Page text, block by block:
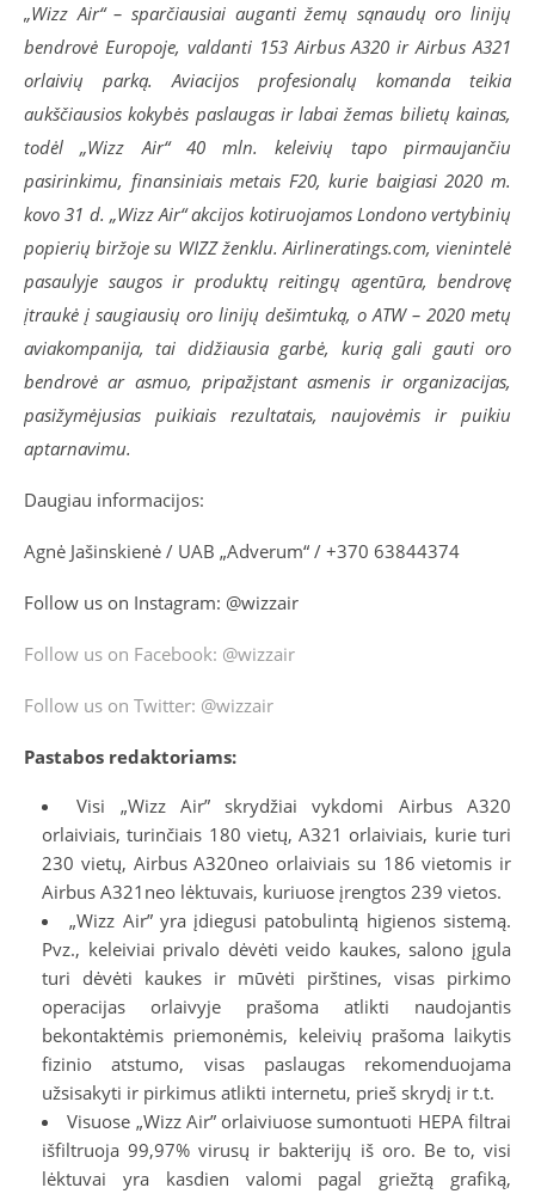
„Wizz Air“ – sparčiausiai auganti žemų sąnaudų oro linijų
bendrovė Europoje, valdanti 153Airbus A320 ir Airbus A321
orlaivių parką. Aviacijos profesionalų komanda teikia
aukščiausios kokybės paslaugas ir labai žemas bilietų kainas,
todėl „Wizz Air“ 40 mln. keleivių tapo pirmaujančiu
pasirinkimu, finansiniais metais F20, kurie baigiasi 2020 m.
kovo 31 d. „Wizz Air“ akcijos kotiruojamos Londono vertybinių
popierių biržoje su WIZZ ženklu. Airlineratings.com, vienintelė
pasaulyje saugos ir produktų reitingų agentūra, bendrovę
įtraukė į saugiausių oro linijų dešimtuką, o ATW – 2020 metų
aviakompanija, tai didžiausia garbė, kurią gali gauti oro
bendrovė ar asmuo, pripažįstant asmenis ir organizacijas,
pasižymėjusias puikiais rezultatais, naujovėmis ir puikiu
aptarnavimu.
Daugiau informacijos:
Agnė Jašinskienė / UAB „Adverum“ / +370 63844374
Follow us on Instagram: @wizzair
Follow us on Facebook: @wizzair
Follow us on Twitter: @wizzair
Pastabos redaktoriams:
Visi „Wizz Air” skrydžiai vykdomi Airbus A320
orlaiviais, turinčiais 180 vietų, A321 orlaiviais, kurie turi
230 vietų, Airbus A320neo orlaiviais su 186 vietomis ir
Airbus A321neo lėktuvais, kuriuose įrengtos 239 vietos.
„Wizz Air” yra įdiegusi patobulintą higienos sistemą.
Pvz., keleiviai privalo dėvėti veido kaukes, salono įgula
turi dėvėti kaukes ir mūvėti pirštines, visas pirkimo
operacijas orlaivyje prašoma atlikti naudojantis
bekontaktėmis priemonėmis, keleivių prašoma laikytis
fizinio atstumo, visas paslaugas rekomenduojama
užsisakyti ir pirkimus atlikti internetu, prieš skrydį ir t.t.
Visuose „Wizz Air” orlaiviuose sumontuoti HEPA filtrai
išfiltruoja 99,97% virusų ir bakterijų iš oro. Be to, visi
lėktuvai yra kasdien valomi pagal griežtą grafiką,